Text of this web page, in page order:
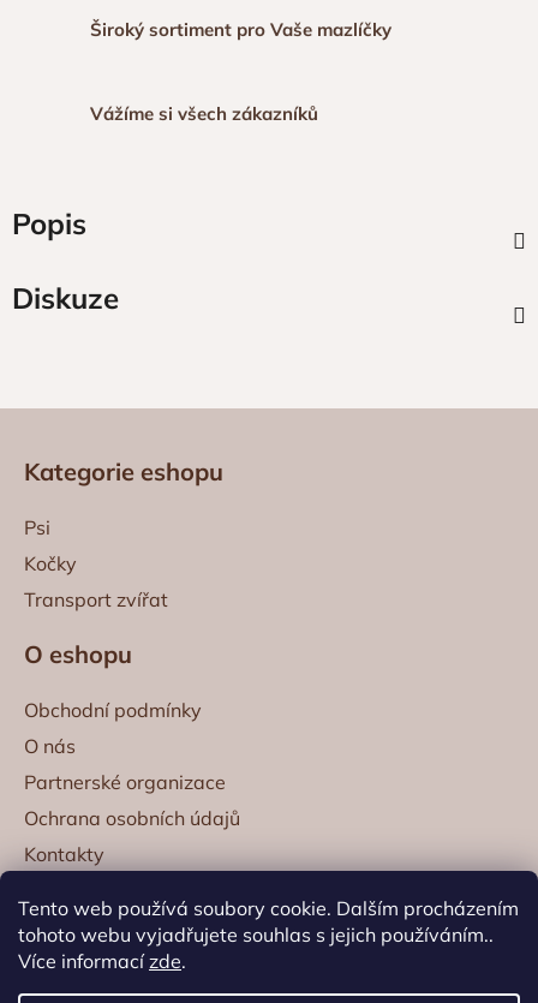
Tento web používá soubory cookie. Dalším procházením
tohoto webu vyjadřujete souhlas s jejich používáním..
Více informacízde.
Široký sortiment pro Vaše mazlíčky
Vážíme si všech zákazníků
Popis
Diskuze
Kategorie eshopu
Psi
Kočky
Transport zvířat
O eshopu
Obchodní podmínky
O nás
Partnerské organizace
Ochrana osobních údajů
Kontakty
Kontaktní informace
obchod@propesany.cz